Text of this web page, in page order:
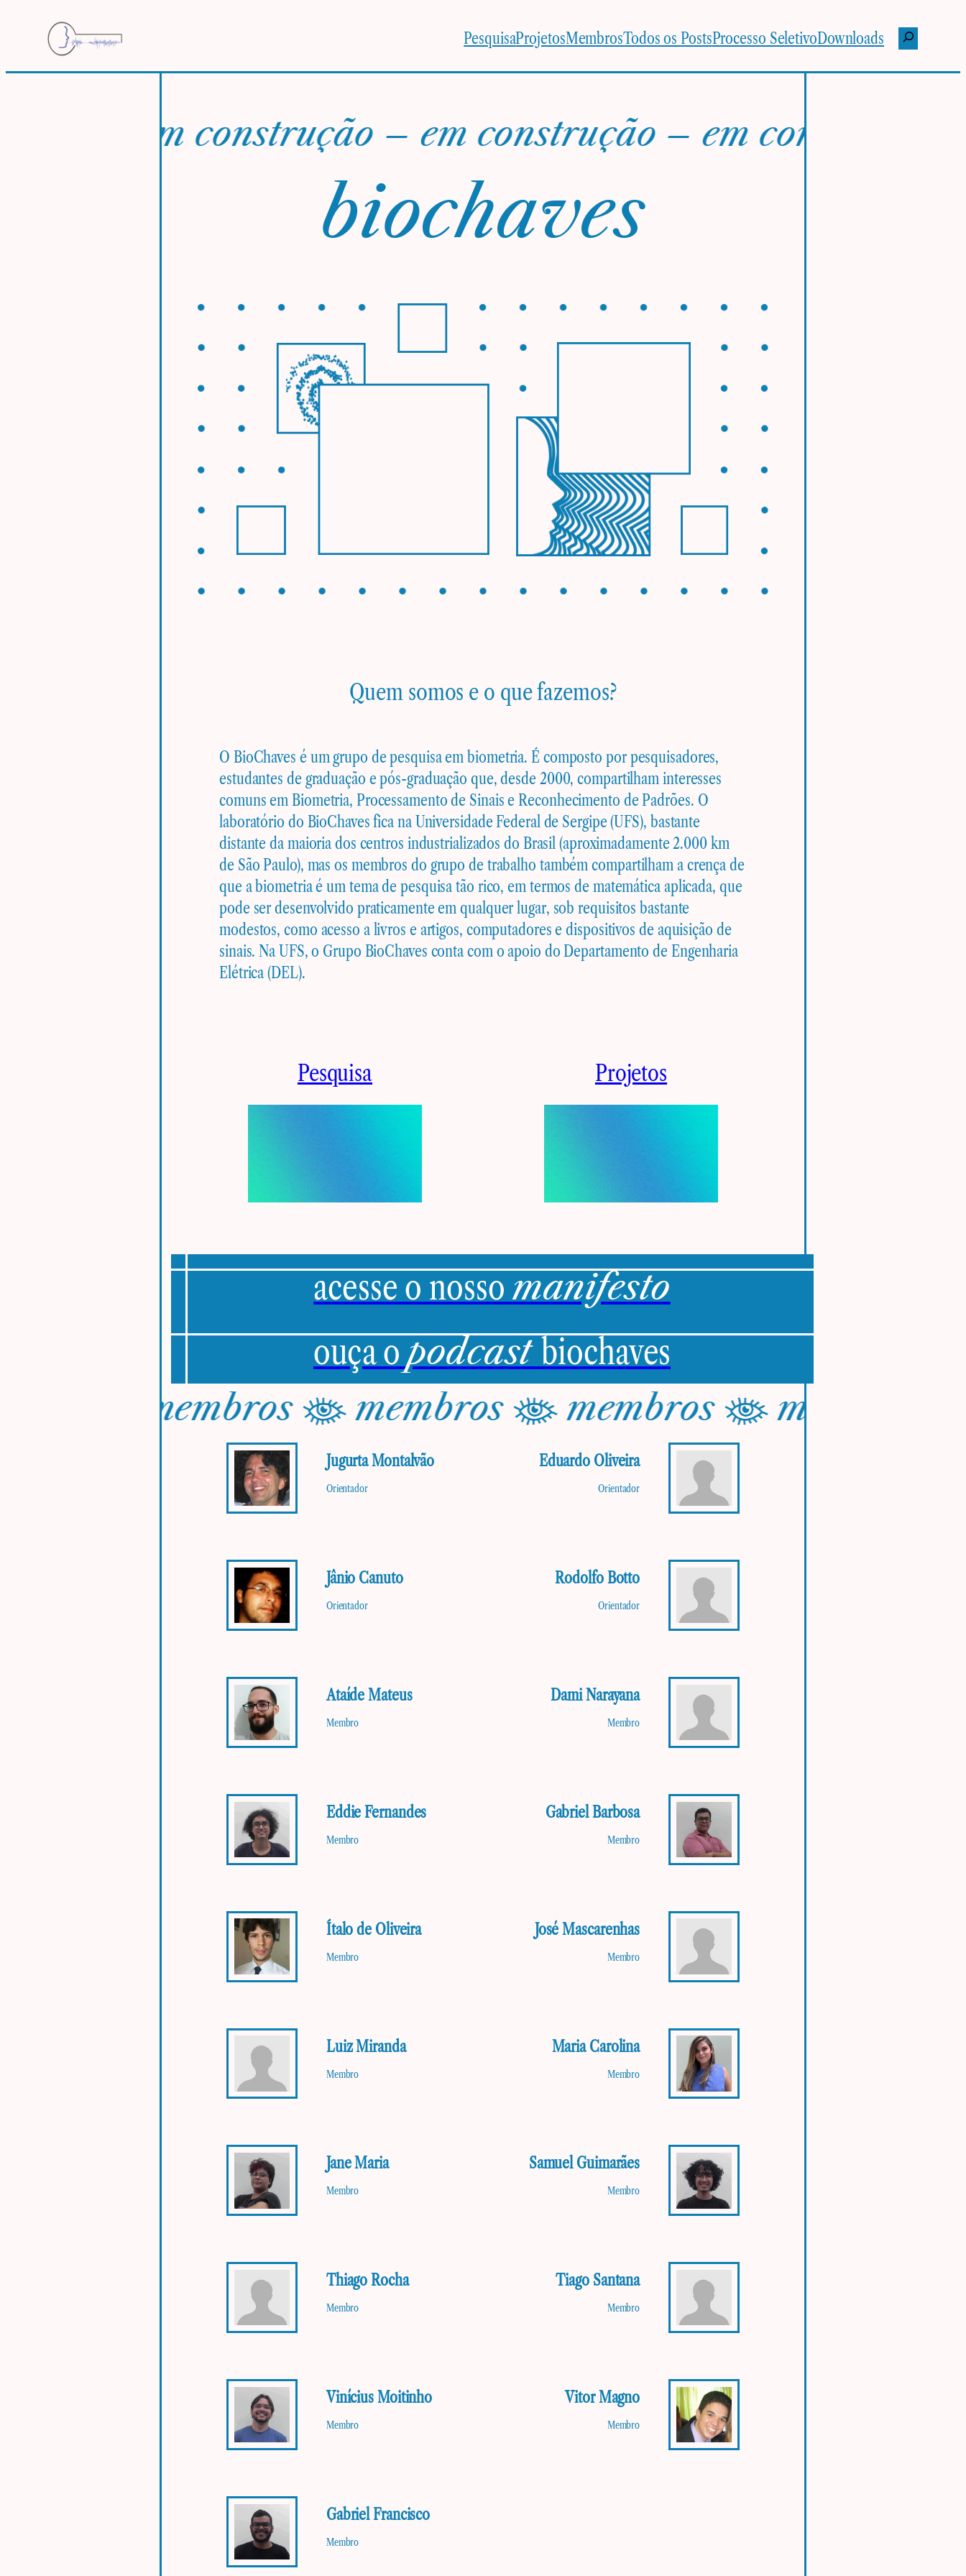
PesquisaProjetosMembrosTodos os PostsProcesso SeletivoDownloads Pesquisar
– em construção – em construção – em construção
biochaves
Quem somos e o que fazemos?
O BioChaves é um grupo de pesquisa em biometria. É composto por pesquisadores,
estudantes de graduação e pós-graduação que, desde 2000, compartilham interesses
comuns em Biometria, Processamento de Sinais e Reconhecimento de Padrões. O
laboratório do BioChaves fica na Universidade Federal de Sergipe (UFS), bastante
distante da maioria dos centros industrializados do Brasil (aproximadamente 2.000 km
de São Paulo), mas os membros do grupo de trabalho também compartilham a crença de
que a biometria é um tema de pesquisa tão rico, em termos de matemática aplicada, que
pode ser desenvolvido praticamente em qualquer lugar, sob requisitos bastante
modestos, como acesso a livros e artigos, computadores e dispositivos de aquisição de
sinais. Na UFS, o Grupo BioChaves conta com o apoio do Departamento de Engenharia
Elétrica (DEL).
Pesquisa Projetos
acesse o nosso manifesto
ouça opodcastbiochaves
membros membros membros membros
Jugurta Montalvão
Orientador
Eduardo Oliveira
Orientador
Jânio Canuto
Orientador
Rodolfo Botto
Orientador
Ataíde Mateus
Membro
Dami Narayana
Membro
Eddie Fernandes
Membro
Gabriel Barbosa
Membro
Ítalo de Oliveira
Membro
José Mascarenhas
Membro
Luiz Miranda
Membro
Maria Carolina
Membro
Jane Maria
Membro
Samuel Guimarães
Membro
Thiago Rocha
Membro
Tiago Santana
Membro
Vinícius Moitinho
Membro
Vitor Magno
Membro
Gabriel Francisco
Membro